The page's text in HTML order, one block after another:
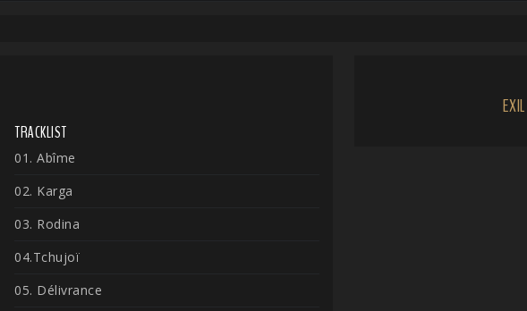
TRACKLIST
01. Abîme
02. Karga
03. Rodina
04.Tchujoï
05. Délivrance
EXIL